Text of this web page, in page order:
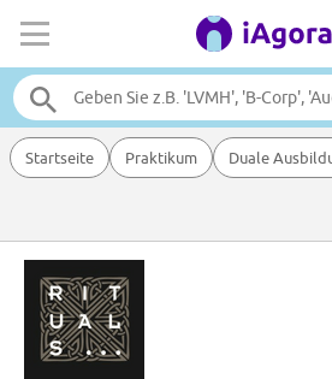
Startseite Praktikum Duale